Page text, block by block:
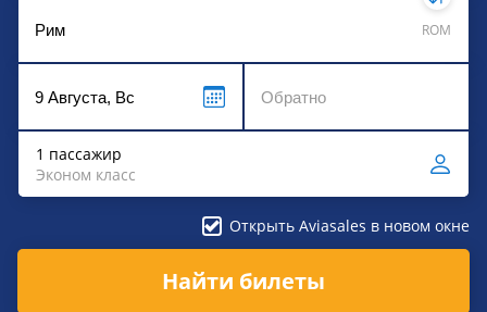
ROM
1 пассажир
Эконом класс
Открыть Aviasales в новом окне
Найти билеты